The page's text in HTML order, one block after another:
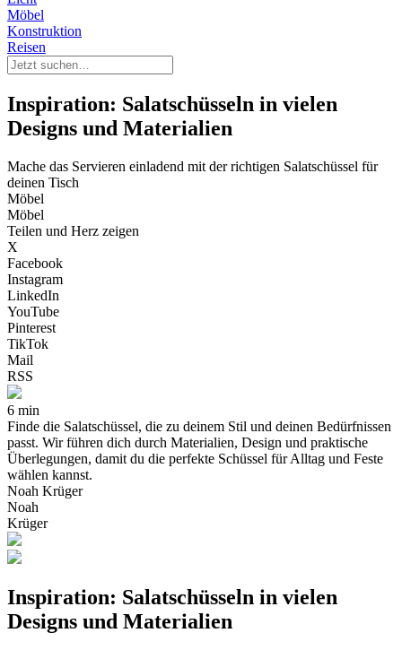
Möbel
Konstruktion
Reisen
Inspiration: Salatschüsseln in vielen
Designs und Materialien
Mache das Servieren einladend mit der richtigen Salatschüssel für
deinen Tisch
Möbel
Möbel
Teilen und Herz zeigen
X
Facebook
Instagram
LinkedIn
YouTube
Pinterest
TikTok
Mail
RSS
6 min
Finde die Salatschüssel, die zu deinem Stil und deinen Bedürfnissen
passt. Wir führen dich durch Materialien, Design und praktische
Überlegungen, damit du die perfekte Schüssel für Alltag und Feste
wählen kannst.
Noah Krüger
Noah
Krüger
Inspiration: Salatschüsseln in vielen
Designs und Materialien